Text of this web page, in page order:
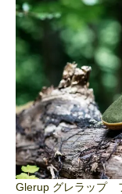
Glerup グレラップ